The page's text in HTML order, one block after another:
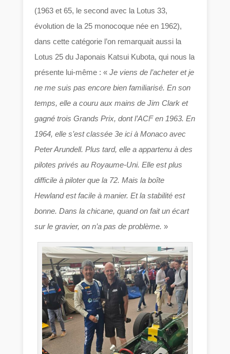
(1963 et 65, le second avec la Lotus 33,
évolution de la 25 monocoque née en 1962),
dans cette catégorie l’on remarquait aussi la
Lotus 25 du Japonais Katsui Kubota, qui nous la
présente lui-même : «Je viens de l’acheter et je
ne me suis pas encore bien familiarisé. En son
temps, elle a couru aux mains de Jim Clark et
gagné trois Grands Prix, dont l’ACF en 1963. En
1964, elle s’est classée 3e ici à Monaco avec
Peter Arundell. Plus tard, elle a appartenu à des
pilotes privés au Royaume-Uni. Elle est plus
difficile à piloter que la 72. Mais la boîte
Hewland est facile à manier. Et la stabilité est
bonne. Dans la chicane, quand on fait un écart
sur le gravier, on n’a pas de problème. »